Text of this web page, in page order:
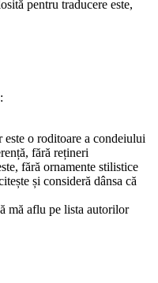
pentru traducere este,
o roditoare a condeiului
fără rețineri
fără ornamente stilistice
și consideră dânsa că
mă aflu pe lista autorilor